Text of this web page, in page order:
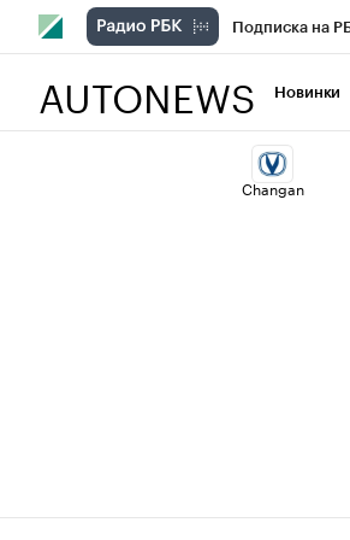
Подписка на
Национальные
Кредитные
AUTONEWS Новинки
Changan